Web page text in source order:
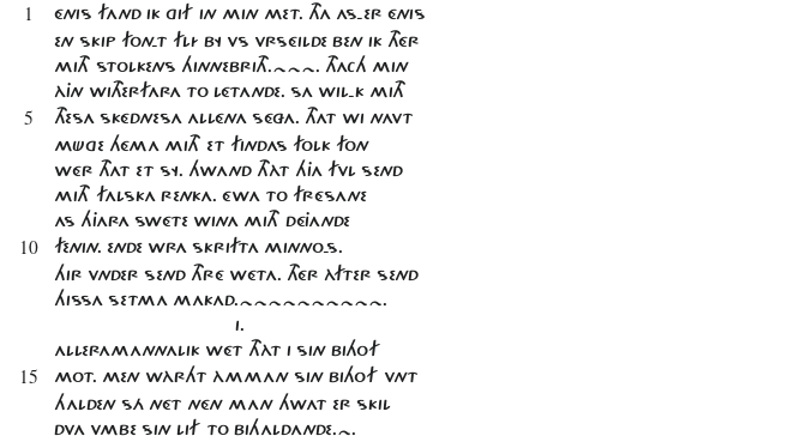
1
ÉNIS FAND IK GIF IN MIN MET. THA AS-ER ÉNIS
EN SKIP FON-T FLÍ BY VS VRSÉILDE BEN IK THÉR
MITH STOLKENS HINNEBRITH.~~~. THACH MIN
ÀJN WITHERFARA TO LÉTANDE. SA WIL-K MITH
5
THESA SKÉDNESA ALLÉNA SÉZA. THAT WI NAVT
MÜGE HÉMA MITH ET FINDAS FOLK FON
WÉR THAT ET SY. HWAND THÀT HJA FVL SEND
MITH FALSKA RENKA. ÉWA TO FRÉSANE
AS HJARA SWÉTE WINA MITH DÉJANDE
10
FENIN. ENDE WRA SKRIFTA MINNO-S.
HIR VNDER SEND THRÉ WÉTA. THÉR ÀFTER SEND
HISSA SETMA MAKAD.~~~~~~~~~~.
1.
ALLERAMANNALIK WÉT THÀT I SIN BIHOF
15
MOT. MEN WÀRHT ÀMMAN SIN BIHOF VNT
HALDEN SÁ NÉT NÉN MAN HWAT ER SKIL
DVA VMBE SIN LIF TO BIHALDANDE.~.